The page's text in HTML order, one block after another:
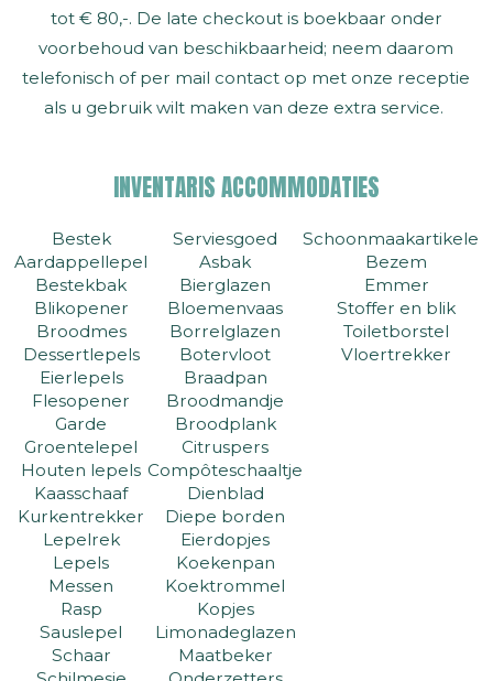
tot € 80,-. De late checkout is boekbaar onder
voorbehoud van beschikbaarheid; neem daarom
telefonisch of per mail contact op met onze receptie
als u gebruik wilt maken van deze extra service.
INVENTARIS ACCOMMODATIES
Bestek Serviesgoed
Schoonmaakartikelen
Aardappellepel
Asbak
Bezem
Bestekbak
Bierglazen
Emmer
Blikopener
Bloemenvaas
Stoffer en blik
Broodmes
Borrelglazen
Toiletborstel
Dessertlepels
Botervloot
Vloertrekker
Eierlepels
Braadpan
Flesopener
Broodmandje
Garde
Broodplank
Groentelepel
Citruspers
Houten lepels Compôteschaaltje
Kaasschaaf
Dienblad
Kurkentrekker
Diepe borden
Lepelrek
Eierdopjes
Lepels
Koekenpan
Messen
Koektrommel
Rasp
Kopjes
Sauslepel
Limonadeglazen
Schaar
Maatbeker